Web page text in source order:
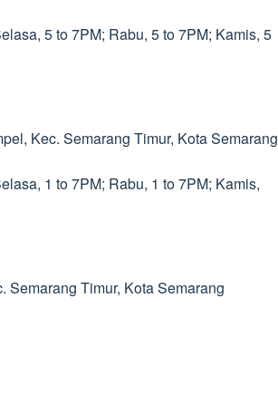
5 to 7PM; Rabu, 5 to 7PM; Kamis, 5
Kec. Semarang Timur, Kota Semarang
1 to 7PM; Rabu, 1 to 7PM; Kamis,
Semarang Timur, Kota Semarang